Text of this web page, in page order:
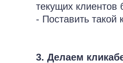
текущих клиентов
- Поставить такой
3. Делаем